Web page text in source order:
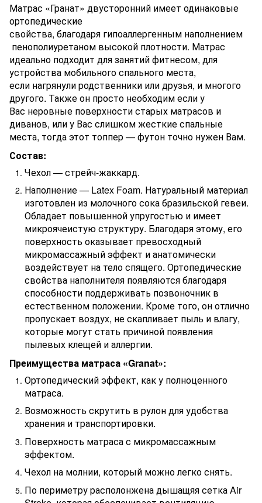
Матрас «Гранат» двусторонний имеет одинаковые
ортопедические
свойства, благодаря гипоаллергенным наполнением
пенополиуретаном высокой плотности. Матрас
идеально подходит для занятий фитнесом, для
устройства мобильного спального места,
если нагрянули родственники или друзья, и многого
другого. Также он просто необходим если у
Вас неровные поверхности старых матрасов и
диванов, или у Вас слишком жесткие спальные
места, тогда этот топпер — футон точно нужен Вам.
Состав:
Чехол — стрейч-жаккард.
Наполнение — Latex Foam. Натуральный материал
изготовлен из молочного сока бразильской гевеи.
Обладает повышенной упругостью и имеет
микроячеистую структуру. Благодаря этому, его
поверхность оказывает превосходный
микромассажный эффект и анатомически
воздействует на тело спящего. Ортопедические
свойства наполнителя появляются благодаря
способности поддерживать позвоночник в
естественном положении. Кроме того, он отлично
пропускает воздух, не скапливает пыль и влагу,
которые могут стать причиной появления
пылевых клещей и аллергии.
Преимущества матраса «Granat»:
Ортопедический эффект, как у полноценного
матраса.
Возможность скрутить в рулон для удобства
хранения и транспортировки.
Поверхность матраса с микромассажным
эффектом.
Чехол на молнии, который можно легко снять.
По периметру располонжена дышащяя сетка Air